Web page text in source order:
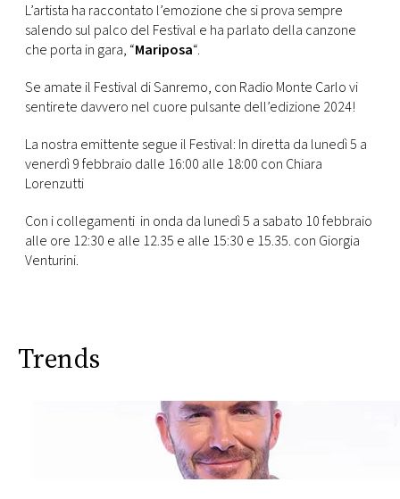
PRINCIPATO
MONACO
RMC
CONSIGLIA
L’artista ha raccontato l’emozione che si prova sempre
salendo sul palco del Festival e ha parlato della canzone
che porta in gara, “Mariposa“.
Se amate il Festival di Sanremo, con Radio Monte Carlo vi
sentirete davvero nel cuore pulsante dell’edizione 2024!
La nostra emittente segue il Festival: In diretta da lunedì 5 a
venerdì 9 febbraio dalle 16:00 alle 18:00 con Chiara
Lorenzutti
Con i collegamenti in onda da lunedì 5 a sabato 10 febbraio
alle ore 12:30 e alle 12.35 e alle 15:30 e 15.35. con Giorgia
Venturini.
Trends